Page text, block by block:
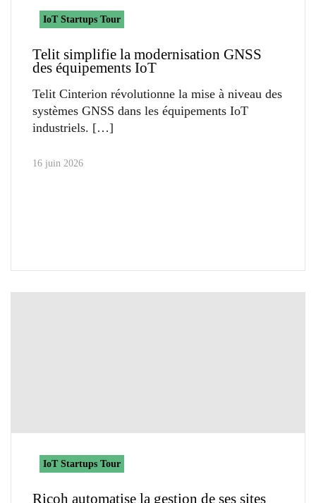
IoT Startups Tour
Telit simplifie la modernisation GNSS
des équipements IoT
Telit Cinterion révolutionne la mise à niveau des
systèmes GNSS dans les équipements IoT
industriels.
16 juin 2026
IoT Startups Tour
Ricoh automatise la gestion de ses sites